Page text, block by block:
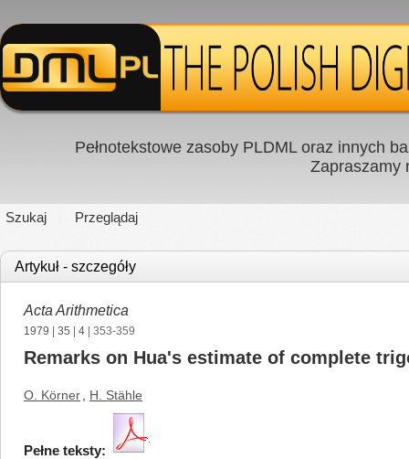
Pełnotekstowe zasoby PLDML oraz innych
Zapraszamy
Szukaj Przeglądaj
Artykuł - szczegóły
Acta Arithmetica
1979 35 4 | 353-359
Remarks on Hua's estimate of complete
O. Körner H. Stähle
Pełne teksty: